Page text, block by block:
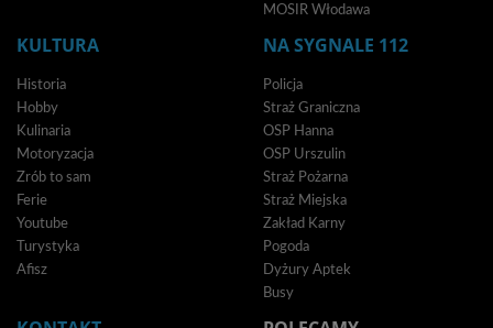
MOSIR Włodawa
KULTURA
Historia
Hobby
Kulinaria
Motoryzacja
Zrób to sam
Ferie
Youtube
Turystyka
Afisz
NA SYGNALE 112
Policja
Straż Graniczna
OSP Hanna
OSP Urszulin
Straż Pożarna
Straż Miejska
Zakład Karny
Pogoda
Dyżury Aptek
Busy